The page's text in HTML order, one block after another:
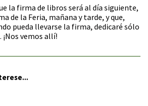
la firma de libros será al día siguiente,
de la Feria, mañana y tarde, y que,
pueda llevarse la firma, dedicaré sólo
vemos allí!